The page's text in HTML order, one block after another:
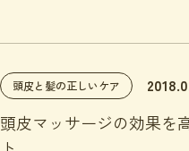
頭皮と髪の正しいケア
頭皮マッサージの効果を